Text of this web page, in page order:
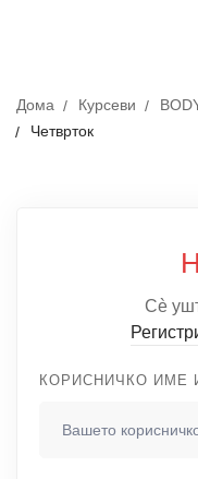
Дома Курсеви
Четврток
Сè
КОРИСНИЧКО ИМЕ